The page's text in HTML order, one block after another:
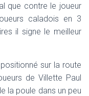
que contre le joueur
caladois en 3
il signe le meilleur
sur la route
de Villette Paul
la poule dans un peu